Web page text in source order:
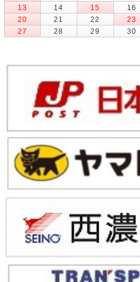
13
14 15 16
20
21 22 23
27
28 29
30